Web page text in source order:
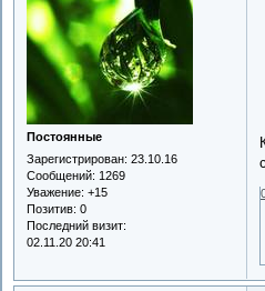
Постоянные
Зарегистрирован: 23.10.16
Сообщений: 1269
Уважение: +15
Позитив: 0
Последний визит:
02.11.20 20:41